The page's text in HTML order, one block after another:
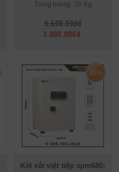
Trọng lượng: 25 Kg
5.600.000đ
3.800.000đ
15%
Két sắt việt tiệp spm680: